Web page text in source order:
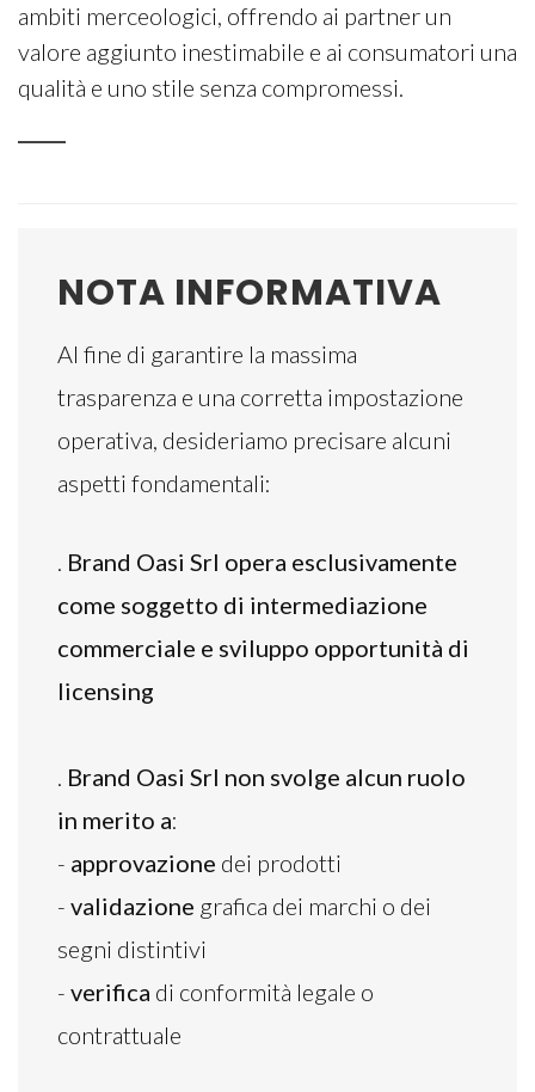
ambiti merceologici, offrendo ai partner un
valore aggiunto inestimabile e ai consumatori una
qualità e uno stile senza compromessi.
NOTA INFORMATIVA
Al fine di garantire la massima
trasparenza e una corretta impostazione
operativa, desideriamo precisare alcuni
aspetti fondamentali:
. Brand Oasi Srl opera esclusivamente
come soggetto di intermediazione
commerciale e sviluppo opportunità di
licensing
. Brand Oasi Srl non svolge alcun ruolo
in merito a:
- approvazione dei prodotti
- validazione grafica dei marchi o dei
segni distintivi
- verifica di conformità legale o
contrattuale